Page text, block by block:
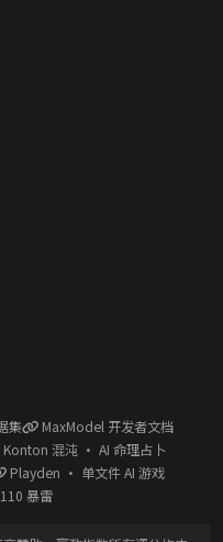
集
MaxModel 开发者文档
Konton 混沌 · AI 命理占卜
Playden · 单文件 AI 游戏
暴雷